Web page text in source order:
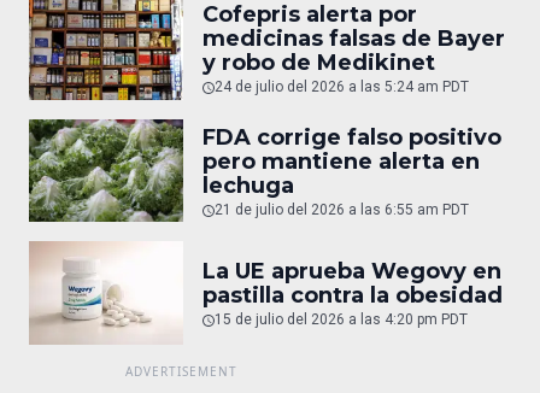
Cofepris alerta por
medicinas falsas de Bayer
y robo de Medikinet
24 de julio del 2026 a las 5:24 am PDT
FDA corrige falso positivo
pero mantiene alerta en
lechuga
21 de julio del 2026 a las 6:55 am PDT
La UE aprueba Wegovy en
pastilla contra la obesidad
15 de julio del 2026 a las 4:20 pm PDT